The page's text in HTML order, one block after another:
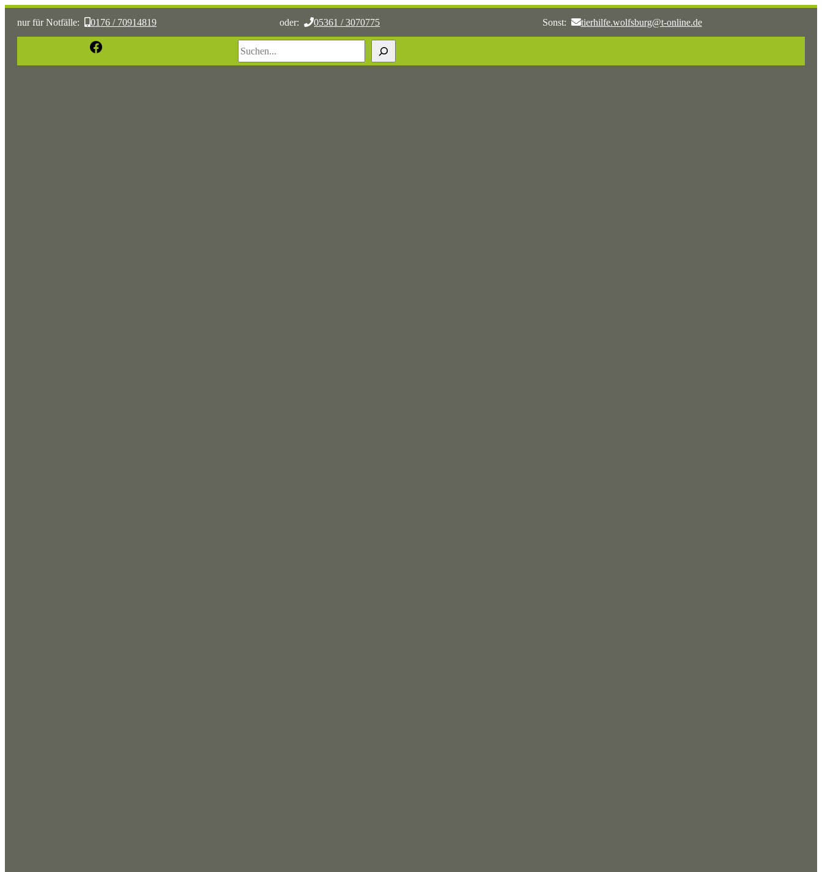
nur für Notfälle: 0176 / 70914819 oder: 05361 / 3070775 Sonst: tierhilfe.wolfsburg@t-online.de